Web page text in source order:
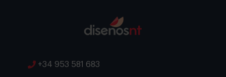
+34 953 581 683